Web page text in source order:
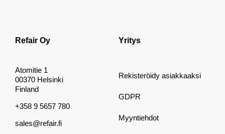
Refair Oy
Atomitie 1
00370 Helsinki
Finland
+358 9 5657 780
sales@refair.fi
Yritys
Rekisteröidy asiakkaaksi
GDPR
Myyntiehdot